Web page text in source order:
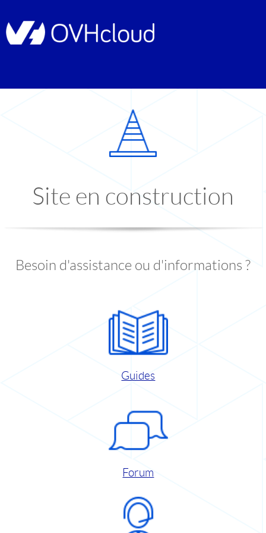
Site en construction
Besoin d'assistance ou d'informations ?
Guides
Forum